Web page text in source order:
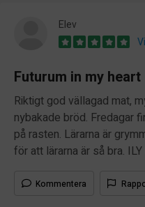
Elev
Futurum in my heart
Riktigt god vällagad mat,
nybakade bröd. Fredagar
på rasten. Lärarna är
för att lärarna är så bra.
Kommentera